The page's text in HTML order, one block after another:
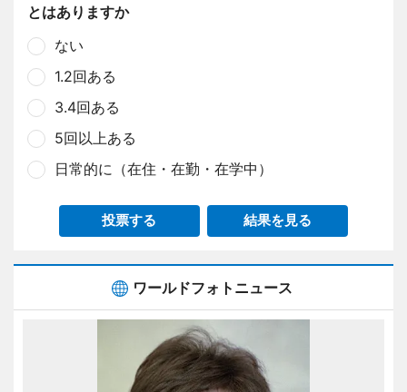
とはありますか
ない
1.2回ある
3.4回ある
5回以上ある
日常的に（在住・在勤・在学中）
投票する 結果を見る
ワールドフォトニュース